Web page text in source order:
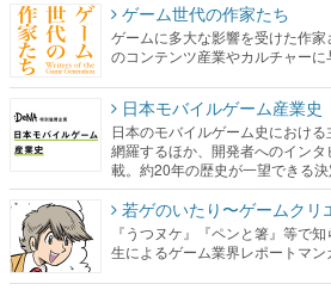
ゲーム世代の作家たち
ゲームに多大な影響を受けた作
のコンテンツ産業やカルチャーに
日本モバイルゲーム産業史
日本のモバイルゲーム史におけ
網羅するほか、開発者へのイン
載。約20年の歴史が一望できる決
若ゲのいたり〜ゲームクリ
『うつヌケ』『ペンと箸』等で
生によるゲーム業界レポートマン